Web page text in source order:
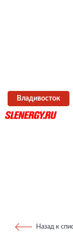
Владивосток
Назад к